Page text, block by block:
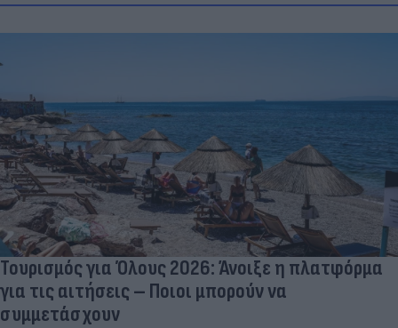
Τουρισμός για Όλους 2026: Άνοιξε η πλατφόρμα
για τις αιτήσεις – Ποιοι μπορούν να
συμμετάσχουν